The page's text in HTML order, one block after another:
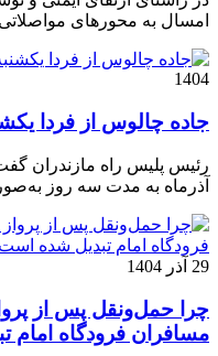
امسال به محورهای
1404
جاده چالوس از فردا یکشنبه به
آذرماه به مدت سه روز
29 آذر 1404
چرا حمل‌ونقل پس از
مسافران فرودگاه